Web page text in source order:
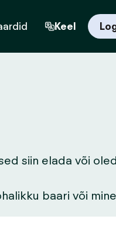
Keel
siin elada või
baari või